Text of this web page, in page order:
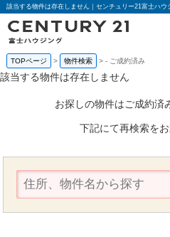
該当する物件は存在しません｜センチュリー21富士ハウ
TOPページ 物件検索 - ご成約済み
該当する物件は存在しません
お探しの物件はご成約済
下記にて再検索をお